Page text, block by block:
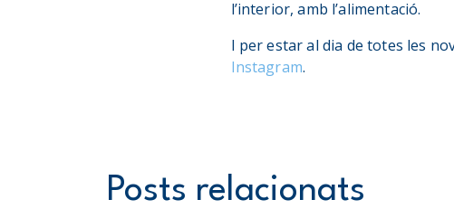
l’interior, amb l’alimentació.
I per estar al dia de totes les
Instagram.
Posts relacionats